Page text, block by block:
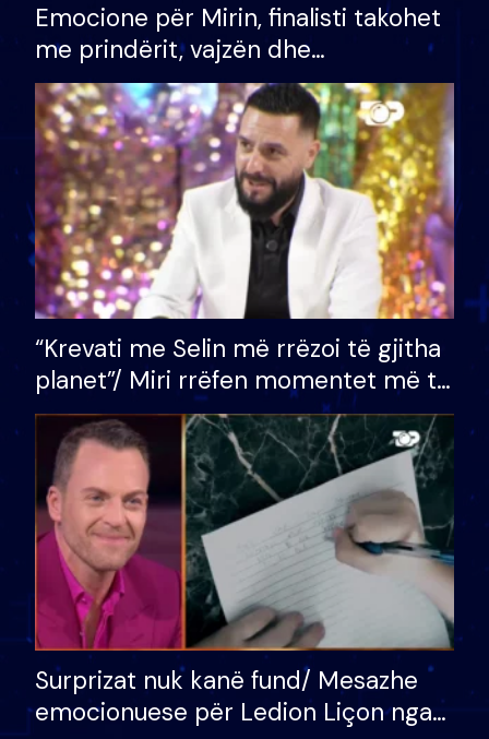
Emocione për Mirin, finalisti takohet
me prindërit, vajzën dhe
bashkëshorten: S’kemi ndonjë letër
divorci apo jo?
“Krevati me Selin më rrëzoi të gjitha
planet”/ Miri rrëfen momentet më të
bukura në shtëpinë e BB VIP: Do më
mungojë zilja e mëngjesit kur…
Surprizat nuk kanë fund/ Mesazhe
emocionuese për Ledion Liçon nga